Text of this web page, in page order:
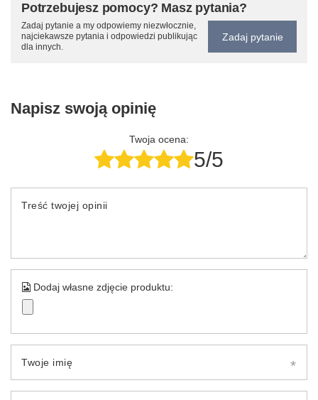
Potrzebujesz pomocy? Masz pytania?
Zadaj pytanie a my odpowiemy niezwłocznie,
najciekawsze pytania i odpowiedzi publikując
dla innych.
Zadaj pytanie
Napisz swoją opinię
Twoja ocena:
5/5
Treść twojej opinii
Dodaj własne zdjęcie produktu:
Twoje imię